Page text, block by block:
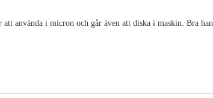
använda i micron och går även att diska i maskin. Bra